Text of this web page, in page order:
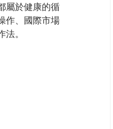
屬於健康的循
作、國際市場
。